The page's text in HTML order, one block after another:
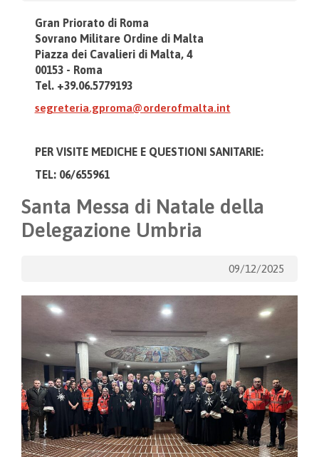
Gran Priorato di Roma
Sovrano Militare Ordine di Malta
Piazza dei Cavalieri di Malta, 4
00153 - Roma
Tel. +39.06.5779193
segreteria.gproma@orderofmalta.int
PER VISITE MEDICHE E QUESTIONI SANITARIE:
TEL: 06/655961
Santa Messa di Natale della
Delegazione Umbria
09/12/2025